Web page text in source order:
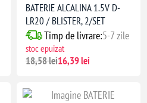
BATERIE ALCALINA 1.5V D-
LR20 / BLISTER, 2/SET
Timp de livrare:5-7 zile
stoc epuizat
18,58 lei16,39 lei